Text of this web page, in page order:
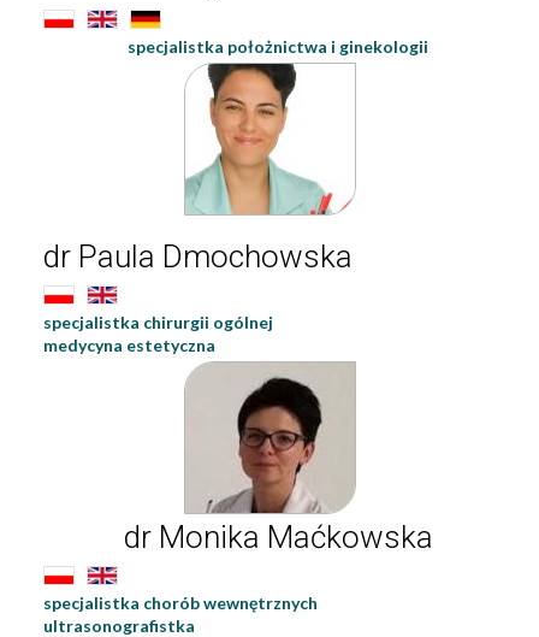
specjalistka położnictwa i ginekologii
dr Paula Dmochowska
specjalistka chirurgii ogólnej
medycyna estetyczna
dr Monika Maćkowska
specjalistka chorób wewnętrznych
ultrasonografistka